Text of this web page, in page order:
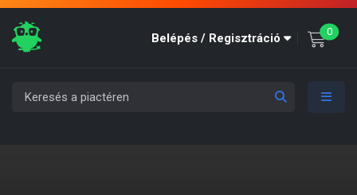
Belépés / Regisztráció 0